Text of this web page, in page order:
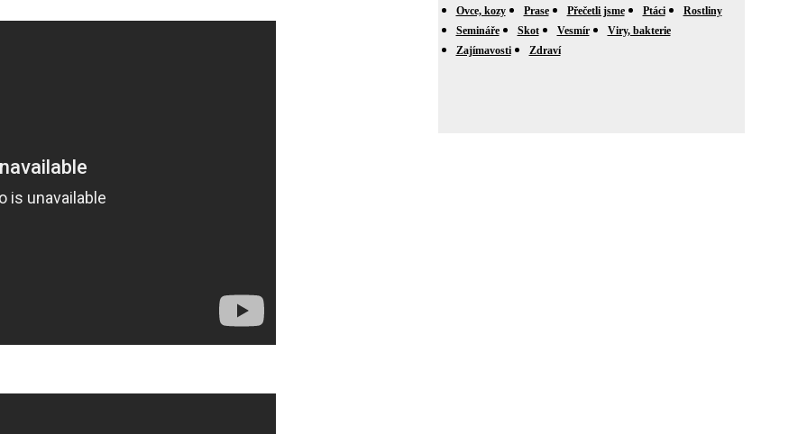
Ovce, kozy
Prase Přečetli jsme Ptáci
Rostliny
Semináře
Skot Vesmír
Viry, bakterie
Zajímavosti
Zdraví